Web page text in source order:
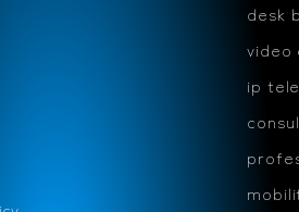
desk
video
ip